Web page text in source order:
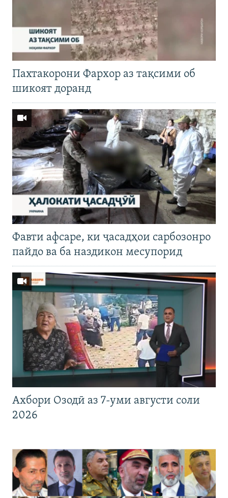
Пахтакорони Фархор аз тақсими об
шикоят доранд
Фавти афсаре, ки ҷасадҳои сарбозонро
пайдо ва ба наздикон месупорид
Ахбори Озодӣ аз 7-уми августи соли
2026